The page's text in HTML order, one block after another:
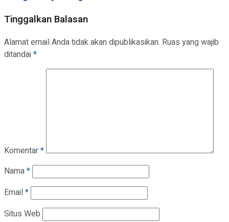
Tinggalkan Balasan
Alamat email Anda tidak akan dipublikasikan. Ruas yang wajib
ditandai*
Komentar*
Nama*
Email*
Situs Web